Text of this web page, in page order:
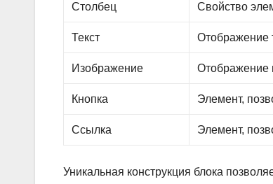
Столбец Свойство
Текст Отображение
Изображение Отображение
Кнопка Элемент,
Ссылка Элемент,
Уникальная конструкция блока